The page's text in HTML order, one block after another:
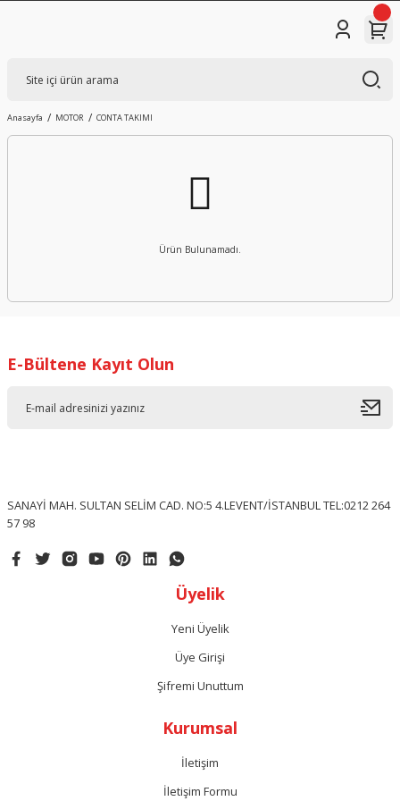
Anasayfa MOTOR CONTA TAKIMI
Ürün Bulunamadı.
E-Bültene Kayıt Olun
SANAYİ MAH. SULTAN SELİM CAD. NO:5 4.LEVENT/İSTANBUL TEL:0212 264
57 98
Üyelik
Yeni Üyelik
Üye Girişi
Şifremi Unuttum
Kurumsal
İletişim
İletişim Formu